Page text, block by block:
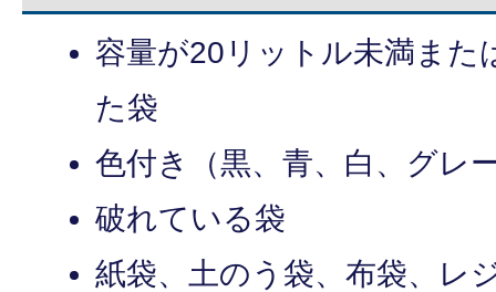
容量が20リットル未満また
た袋
色付き（黒、青、白、グレ
破れている袋
紙袋、土のう袋、布袋、レ